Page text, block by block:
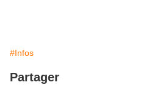
#Infos
Partager